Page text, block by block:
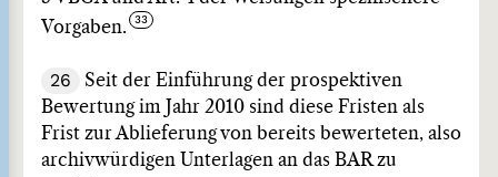
Vorgaben.
26
Seit der Einführung der prospektiven
Bewertung im Jahr 2010 sind diese Fristen als
Frist zur Ablieferung von bereits bewerteten, also
archivwürdigen Unterlagen an das BAR zu